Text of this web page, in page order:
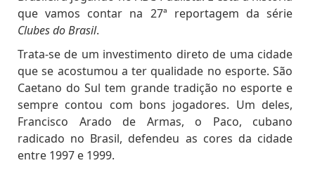
que vamos contar na 27ª reportagem da série
Clubes do Brasil.
Trata-se de um investimento direto de uma cidade
que se acostumou a ter qualidade no esporte. São
Caetano do Sul tem grande tradição no esporte e
sempre contou com bons jogadores. Um deles,
Francisco Arado de Armas, o Paco, cubano
radicado no Brasil, defendeu as cores da cidade
entre 1997 e 1999.